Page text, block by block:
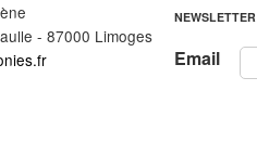
- 87000 Limoges
NEWSLETTER
Email